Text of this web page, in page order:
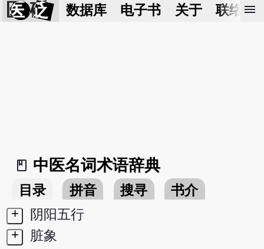
医 砭 数据库 电子书 关于 联络我
menu
book_2
中医名词术语辞典
目录 拼音 搜寻
书介
+
阴阳五行
+
脏象